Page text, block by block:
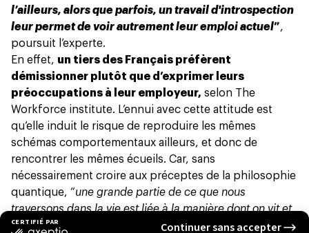
l’ailleurs, alors que parfois, un travail d'introspection
leur permet de voir autrement leur emploi actuel”,
poursuit l’experte.
En effet, un tiers des Français préfèrent
démissionner plutôt que d’exprimer leurs
préoccupations à leur employeur, selon The
Workforce institute. L’ennui avec cette attitude est
qu’elle induit le risque de reproduire les mêmes
schémas comportementaux ailleurs, et donc de
rencontrer les mêmes écueils. Car, sans
nécessairement croire aux préceptes de la philosophie
quantique, “une grande partie de ce que nous
traversons dans la vie est liée à la manière dont on vit et
perçoit la réalité
”, poursuit Anaïs Georgelin.